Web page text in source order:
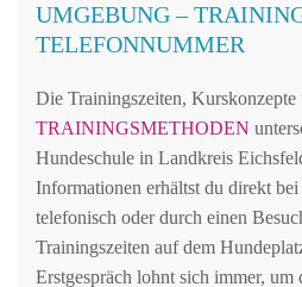
UMGEBUNG –
TELEFONNUMMER
Die Trainingszeiten, Kurskonzepte
TRAININGSMETHODEN
Hundeschule in Landkreis
Informationen erhältst du direkt
telefonisch oder durch einen
Trainingszeiten auf dem
Erstgespräch lohnt sich immer, um